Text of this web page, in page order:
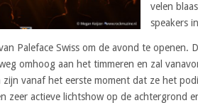
velen
speakers
Paleface Swiss om de avond te openen.
omhoog aan het timmeren en zal
zijn vanaf het eerste moment dat ze het
zeer actieve lichtshow op de achtergrond